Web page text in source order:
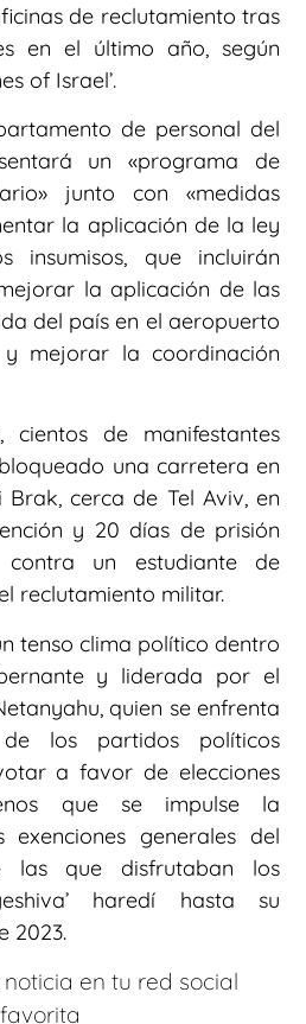
de reclutamiento tras
en el último año, según
of Israel’.
de personal del
un «programa de
junto con «medidas
la aplicación de la ley
insumisos, que incluirán
la aplicación de las
del país en el aeropuerto
mejorar la coordinación
cientos de manifestantes
una carretera en
cerca de Tel Aviv, en
y 20 días de prisión
contra un estudiante de
reclutamiento militar.
tenso clima político dentro
y liderada por el
quien se enfrenta
los partidos políticos
a favor de elecciones
que se impulse la
generales del
las que disfrutaban los
haredí hasta su
2023.
en tu red social
favorita